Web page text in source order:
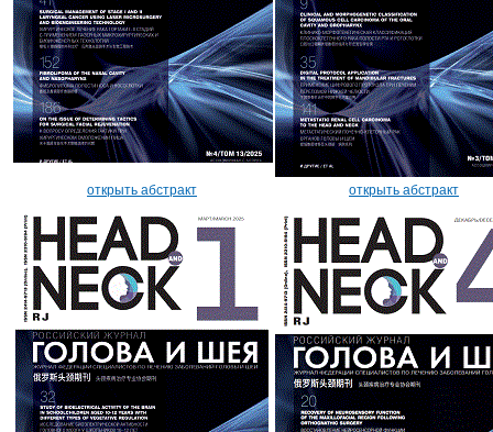
открыть абстракт открыть абстракт